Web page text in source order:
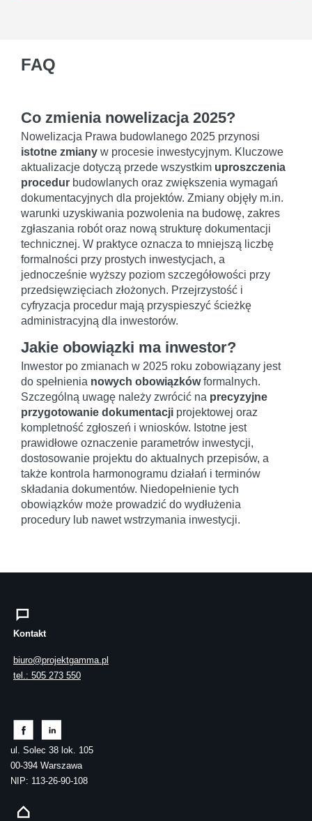
FAQ
Co zmienia nowelizacja 2025?
Nowelizacja Prawa budowlanego 2025 przynosi
istotne zmiany w procesie inwestycyjnym. Kluczowe
aktualizacje dotyczą przede wszystkim uproszczenia
procedur budowlanych oraz zwiększenia wymagań
dokumentacyjnych dla projektów. Zmiany objęły m.in.
warunki uzyskiwania pozwolenia na budowę, zakres
zgłaszania robót oraz nową strukturę dokumentacji
technicznej. W praktyce oznacza to mniejszą liczbę
formalności przy prostych inwestycjach, a
jednocześnie wyższy poziom szczegółowości przy
przedsięwzięciach złożonych. Przejrzystość i
cyfryzacja procedur mają przyspieszyć ścieżkę
administracyjną dla inwestorów.
Jakie obowiązki ma inwestor?
Inwestor po zmianach w 2025 roku zobowiązany jest
do spełnienia nowych obowiązkówformalnych.
Szczególną uwagę należy zwrócić na precyzyjne
przygotowanie dokumentacji projektowej oraz
kompletność zgłoszeń i wniosków. Istotne jest
prawidłowe oznaczenie parametrów inwestycji,
dostosowanie projektu do aktualnych przepisów, a
także kontrola harmonogramu działań i terminów
składania dokumentów. Niedopełnienie tych
obowiązków może prowadzić do wydłużenia
procedury lub nawet wstrzymania inwestycji.
Kontakt
biuro@projektgamma.pl
tel.: 505 273 550
ul. Solec 38 lok. 105
00-394 Warszawa
NIP: 113-26-90-108